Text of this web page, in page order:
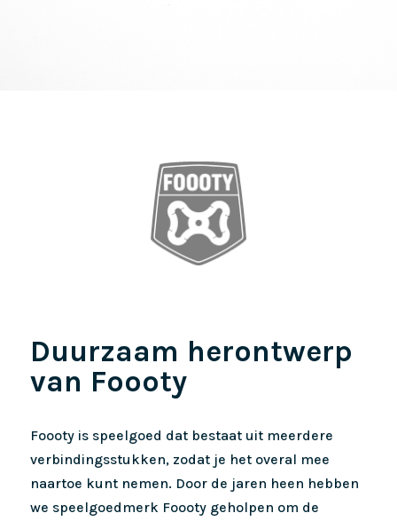
Duurzaam herontwerp
van Foooty
Foooty is speelgoed dat bestaat uit meerdere
verbindingsstukken, zodat je het overal mee
naartoe kunt nemen. Door de jaren heen hebben
we speelgoedmerk Foooty geholpen om de